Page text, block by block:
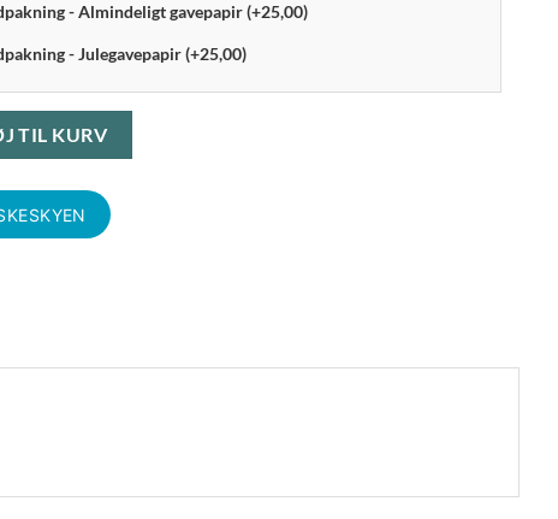
- Almindeligt gavepapir (+25,00)
- Julegavepapir (+25,00)
TIL KURV